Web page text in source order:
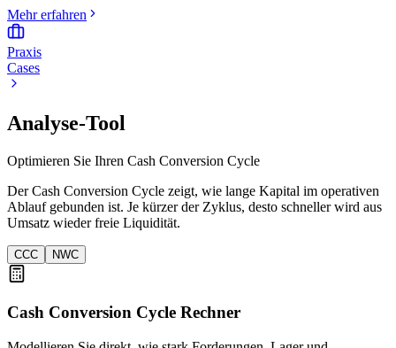
Mehr erfahren
Praxis
Cases
Analyse-Tool
Optimieren Sie Ihren Cash Conversion Cycle
Der Cash Conversion Cycle zeigt, wie lange Kapital im operativen
Ablauf gebunden ist. Je kürzer der Zyklus, desto schneller wird aus
Umsatz wieder freie Liquidität.
CCC NWC
Cash Conversion Cycle Rechner